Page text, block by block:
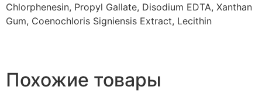
Chlorphenesin, Propyl Gallate, Disodium EDTA, Xanthan
Gum, Coenochloris Signiensis Extract, Lecithin
Похожие товары